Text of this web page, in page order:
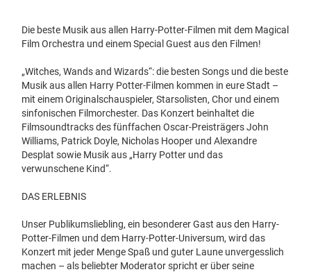
Die beste Musik aus allen Harry-Potter-Filmen mit dem Magical
Film Orchestra und einem Special Guest aus den Filmen!
„Witches, Wands and Wizards“: die besten Songs und die beste
Musik aus allen Harry Potter-Filmen kommen in eure Stadt –
mit einem Originalschauspieler, Starsolisten, Chor und einem
sinfonischen Filmorchester. Das Konzert beinhaltet die
Filmsoundtracks des fünffachen Oscar-Preisträgers John
Williams, Patrick Doyle, Nicholas Hooper und Alexandre
Desplat sowie Musik aus „Harry Potter und das
verwunschene Kind“.
DAS ERLEBNIS
Unser Publikumsliebling, ein besonderer Gast aus den Harry-
Potter-Filmen und dem Harry-Potter-Universum, wird das
Konzert mit jeder Menge Spaß und guter Laune unvergesslich
machen – als beliebter Moderator spricht er über seine